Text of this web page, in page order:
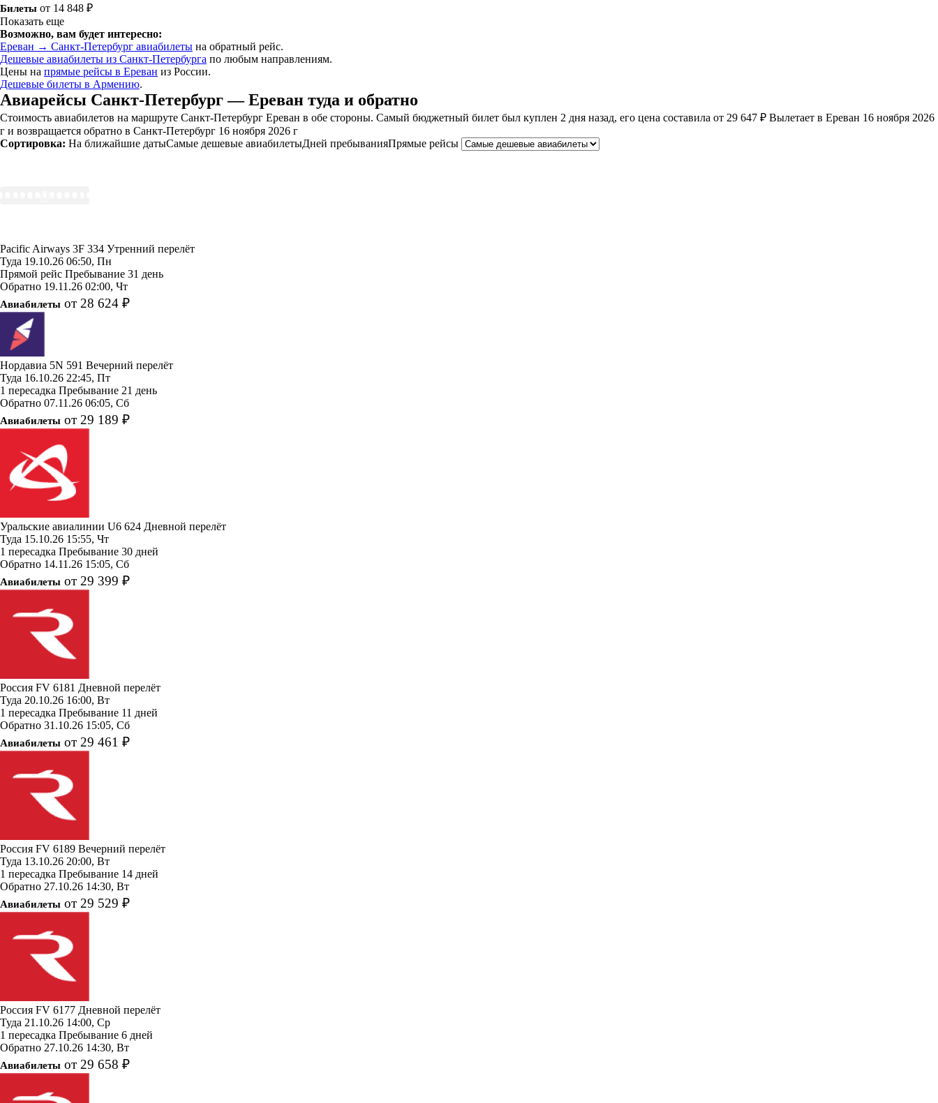
Билеты от 14 848 ₽
Показать еще
Возможно, вам будет интересно:
Ереван → Санкт-Петербург авиабилеты на обратный рейс.
Дешевые авиабилеты из Санкт-Петербурга по любым направлениям.
Цены на прямые рейсы в Ереван из России.
Дешевые билеты в Армению.
Авиарейсы Санкт-Петербург — Ереван туда и обратно
Стоимость авиабилетов на маршруте Санкт-Петербург Ереван в обе стороны. Самый бюджетный билет был куплен 2 дня назад, его цена составила от 29 647 ₽ Вылетает в Ереван 16 ноября 2026
г и возвращается обратно в Санкт-Петербург 16 ноября 2026 г
Сортировка: На ближайшие датыСамые дешевые авиабилетыДней пребыванияПрямые рейсы
Pacific Airways 3F 334 Утренний перелёт
Туда 19.10.26 06:50, Пн
Прямой рейс Пребывание 31 день
Обратно 19.11.26 02:00, Чт
Авиабилеты от 28 624 ₽
Нордавиа 5N 591 Вечерний перелёт
Туда 16.10.26 22:45, Пт
1 пересадка Пребывание 21 день
Обратно 07.11.26 06:05, Сб
Авиабилеты от 29 189 ₽
Уральские авиалинии U6 624 Дневной перелёт
Туда 15.10.26 15:55, Чт
1 пересадка Пребывание 30 дней
Обратно 14.11.26 15:05, Сб
Авиабилеты от 29 399 ₽
Россия FV 6181 Дневной перелёт
Туда 20.10.26 16:00, Вт
1 пересадка Пребывание 11 дней
Обратно 31.10.26 15:05, Сб
Авиабилеты от 29 461 ₽
Россия FV 6189 Вечерний перелёт
Туда 13.10.26 20:00, Вт
1 пересадка Пребывание 14 дней
Обратно 27.10.26 14:30, Вт
Авиабилеты от 29 529 ₽
Россия FV 6177 Дневной перелёт
Туда 21.10.26 14:00, Ср
1 пересадка Пребывание 6 дней
Обратно 27.10.26 14:30, Вт
Авиабилеты от 29 658 ₽